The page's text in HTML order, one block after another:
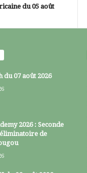
du 05 août
du 07 août 2026
2026 : Seconde
de